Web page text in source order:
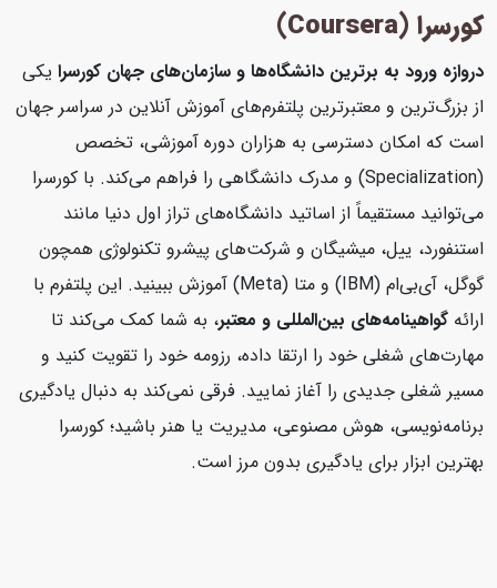
کورسرا (Coursera)
دروازه ورود به برترین دانشگاه‌ها و سازمان‌های جهان کورسرایکی
از بزرگ‌ترین و معتبرترین پلتفرم‌های آموزش آنلاین در سراسر جهان
است که امکان دسترسی به هزاران دوره آموزشی، تخصص
(Specialization) و مدرک دانشگاهی را فراهم می‌کند. با کورسرا
می‌توانید مستقیماً از اساتید دانشگاه‌های تراز اول دنیا مانند
استنفورد، ییل، میشیگان و شرکت‌های پیشرو تکنولوژی همچون
گوگل، آی‌بی‌ام (IBM) و متا (Meta) آموزش ببینید. این پلتفرم با
ارائهگواهینامه‌های بین‌المللی و معتبر، به شما کمک می‌کند تا
مهارت‌های شغلی خود را ارتقا داده، رزومه خود را تقویت کنید و
مسیر شغلی جدیدی را آغاز نمایید. فرقی نمی‌کند به دنبال یادگیری
برنامه‌نویسی، هوش مصنوعی، مدیریت یا هنر باشید؛ کورسرا
بهترین ابزار برای یادگیری بدون مرز است.